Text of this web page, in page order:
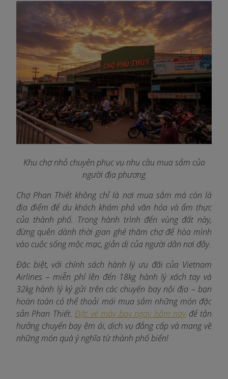
Khu chợ nhỏ chuyên phục vụ nhu cầu mua sắm của
người địa phương
Chợ Phan Thiết không chỉ là nơi mua sắm mà còn là
địa điểm để du khách khám phá văn hóa và ẩm thực
của thành phố. Trong hành trình đến vùng đất này,
đừng quên dành thời gian ghé thăm chợ để hòa mình
vào cuộc sống mộc mạc, giản dị của người dân nơi đây.
Đặc biệt, với chính sách hành lý ưu đãi của Vietnam
Airlines – miễn phí lên đến 18kg hành lý xách tay và
32kg hành lý ký gửi trên các chuyến bay nội địa – bạn
hoàn toàn có thể thoải mái mua sắm những món đặc
sản Phan Thiết. Đặt vé máy bay ngay hôm nayđể tận
hưởng chuyến bay êm ái, dịch vụ đẳng cấp và mang về
những món quà ý nghĩa từ thành phố biển!